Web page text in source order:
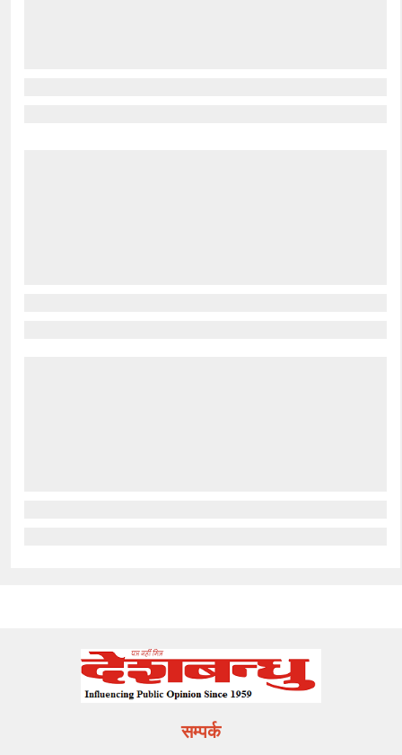
सम्पर्क